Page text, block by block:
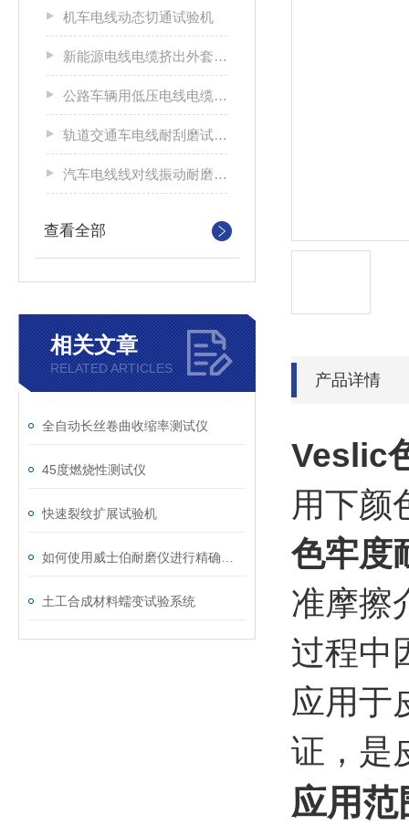
机车电线动态切通试验机
新能源电线电缆挤出外套刮磨试验仪
公路车辆用低压电线电缆耐刮磨试验机
轨道交通车电线耐刮磨试验机
汽车电线线对线振动耐磨试验机
查看全部
相关文章
RELATED ARTICLES
全自动长丝卷曲收缩率测试仪
45度燃烧性测试仪
快速裂纹扩展试验机
土工合成材料蠕变试验系统
产品详情
Veslic
用下颜
色牢度
准摩擦
过程中
应用于
证，是
应用范